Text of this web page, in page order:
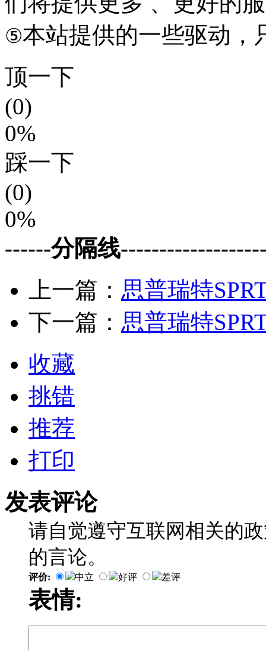
⑤本站提供的一些驱动，
顶一下
(0)
0%
踩一下
(0)
0%
------分隔线
上一篇： 思普瑞特
下一篇： 思普瑞特
收藏
挑错
推荐
打印
发表评论
请自觉遵守互联网相关的
的言论。
评价: 中立 好评 差评
表情: